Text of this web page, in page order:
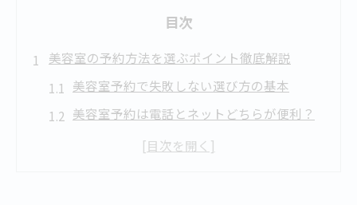
目次
美容室の予約方法を選ぶポイント徹底解説
美容室予約で失敗しない選び方の基本
美容室予約は電話とネットどちらが便利？
美容室の予約方法を比べるポイントを解説